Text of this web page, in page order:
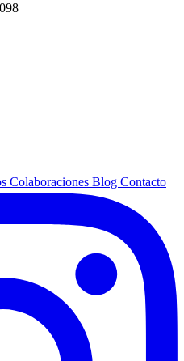
Colaboraciones Blog Contacto